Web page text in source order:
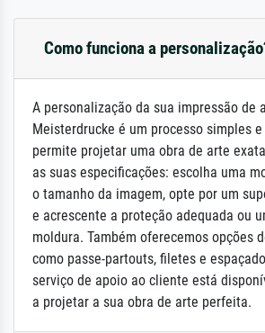
Como funciona a
A personalização da sua impressão de
Meisterdrucke é um processo simples
permite projetar uma obra de arte
as suas especificações: escolha uma
o tamanho da imagem, opte por um
e acrescente a proteção adequada ou
moldura. Também oferecemos opções
como passe-partouts, filetes e
serviço de apoio ao cliente está
a projetar a sua obra de arte perfeita.